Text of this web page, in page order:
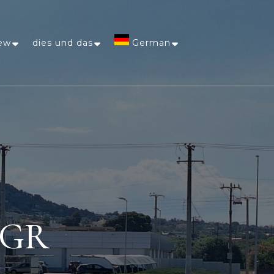
dies und das German
Dutch
English